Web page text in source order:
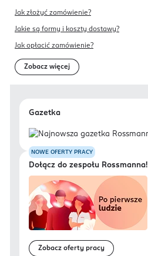
Jak złożyć zamówienie?
Jakie są formy i koszty dostawy?
Jak opłacić zamówienie?
Zobacz więcej
Gazetka
NOWE OFERTY PRACY
Dołącz do zespołu Rossmanna!
Zobacz oferty pracy